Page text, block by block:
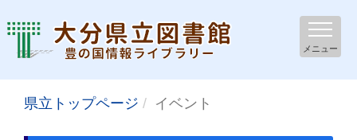
メニュー
県立トップページ イベント